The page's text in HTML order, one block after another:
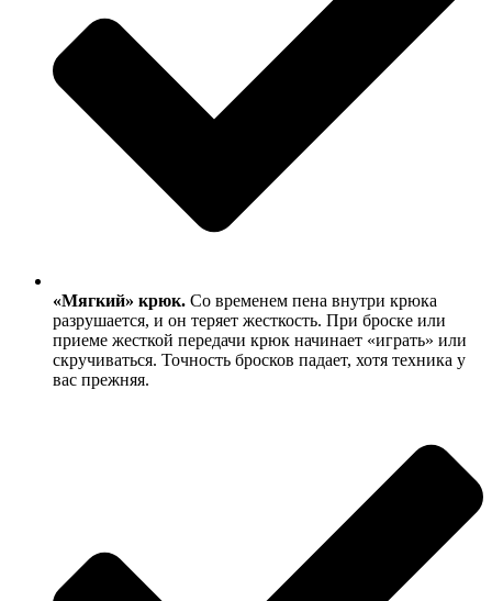
«Мягкий» крюк. Со временем пена внутри крюка
разрушается, и он теряет жесткость. При броске или
приеме жесткой передачи крюк начинает «играть» или
скручиваться. Точность бросков падает, хотя техника у
вас прежняя.